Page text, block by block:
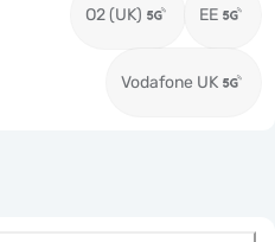
O2 (UK) EE
Vodafone UK